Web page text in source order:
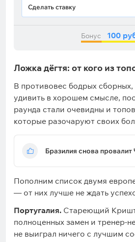
Бонус 100
Сделать ставку
Ложка дёгтя: от кого из
В противовес бодрых
удивить в хорошем смысле,
раунда стали очевидны и
которые разочаруют своих
Бразилия снова
Пополним список двумя
— от них лучше не ждать
Португалия. Стареющий
полноценных замен и тренер-
не выиграл ничего с лучшим